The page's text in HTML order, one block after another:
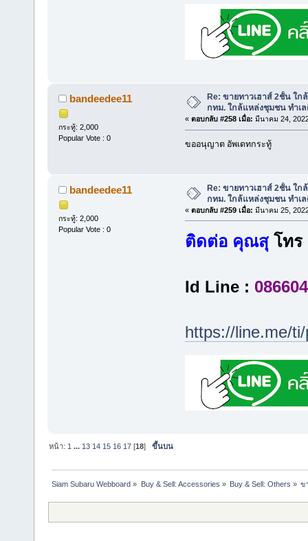
bandeedee11
กระทู้: 2,000
Popular Vote : 0
Re: ขายทาวเฮาส์ 2ชั้น ใก
กทม. ใกล้แหล่งชุมชน ทำเ
« ตอบกลับ #258 เมื่อ: มีนาคม 24,
ขออนุญาต อัพเดทกระทู้
bandeedee11
กระทู้: 2,000
Popular Vote : 0
Re: ขายทาวเฮาส์ 2ชั้น ใก
กทม. ใกล้แหล่งชุมชน ทำเ
« ตอบกลับ #259 เมื่อ: มีนาคม 25,
ติดต่อ คุณสุโทร
Id Line :
https://line.me/
หน้า: 1 ... 13 14 15 16 17 [18]ขึ้นบน
Siam Subaru Webboard » Buy & Sell: Accessories » Buy & Sell: Others » ข